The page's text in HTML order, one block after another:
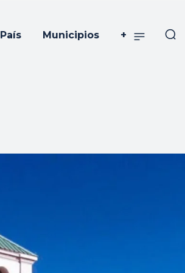
País Municipios +